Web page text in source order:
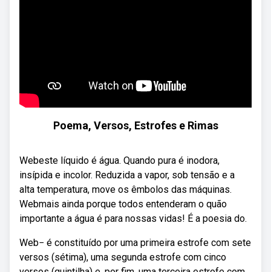
Poema, Versos, Estrofes e Rimas
Webeste líquido é água. Quando pura é inodora,
insípida e incolor. Reduzida a vapor, sob tensão e a
alta temperatura, move os êmbolos das máquinas.
Webmais ainda porque todos entenderam o quão
importante a água é para nossas vidas! É a poesia do.
Web− é constituído por uma primeira estrofe com sete
versos (sétima), uma segunda estrofe com cinco